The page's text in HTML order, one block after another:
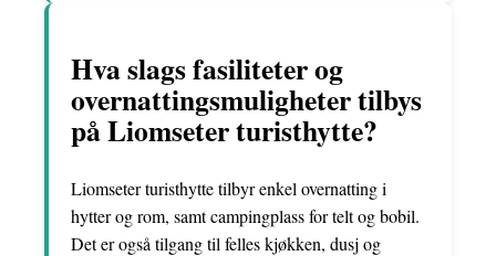
Hva slags fasiliteter og
overnattingsmuligheter tilbys
på Liomseter turisthytte?
Liomseter turisthytte tilbyr enkel overnatting i
hytter og rom, samt campingplass for telt og bobil.
Det er også tilgang til felles kjøkken, dusj og